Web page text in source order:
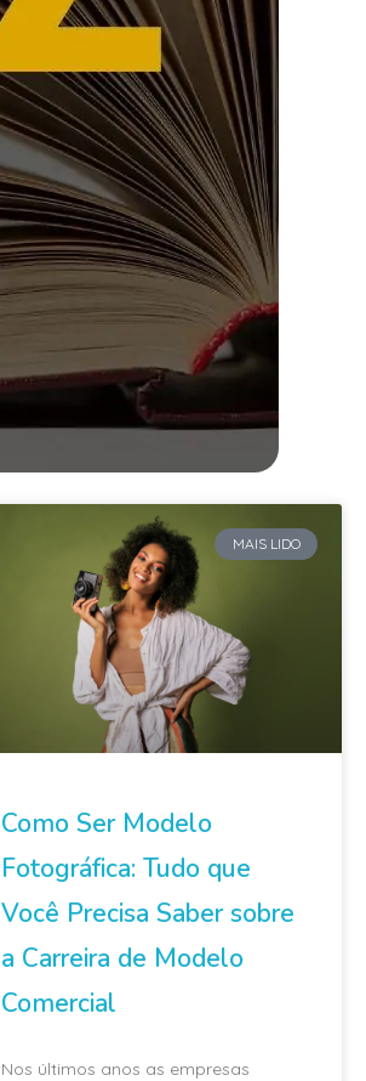
MAIS LIDO
Como Ser Modelo
Fotográfica: Tudo que
Você Precisa Saber sobre
a Carreira de Modelo
Comercial
Nos últimos anos as empresas